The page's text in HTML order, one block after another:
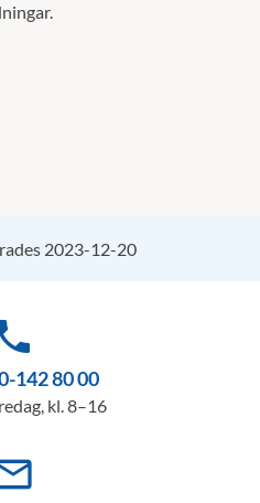
2023-12-20
142 80 00
kl. 8–16